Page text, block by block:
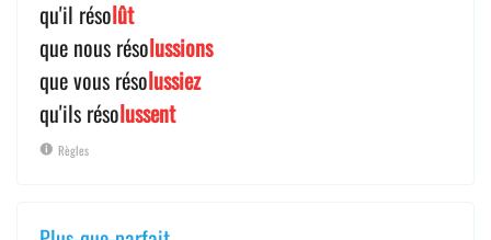
qu'il résolût
que nous résolussions
que vous résolussiez
qu'ils résolussent
Règles